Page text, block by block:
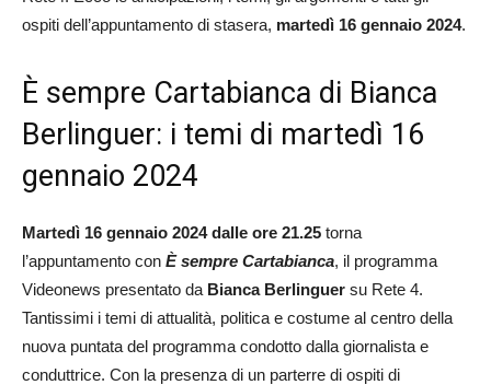
ospiti dell’appuntamento di stasera, martedì 16 gennaio 2024.
È sempre Cartabianca di Bianca
Berlinguer: i temi di martedì 16
gennaio 2024
Martedì 16 gennaio 2024 dalle ore 21.25 torna
l’appuntamento con È sempre Cartabianca, il programma
Videonews presentato da Bianca Berlinguer su Rete 4.
Tantissimi i temi di attualità, politica e costume al centro della
nuova puntata del programma condotto dalla giornalista e
conduttrice. Con la presenza di un parterre di ospiti di